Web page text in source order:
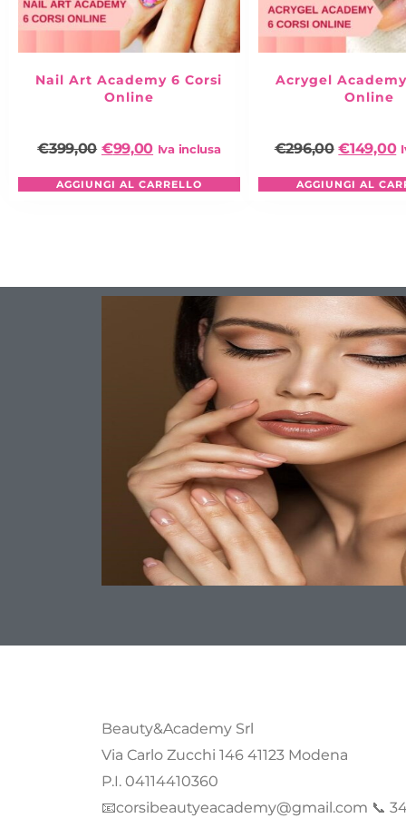
Nail Art Academy 6 Corsi
Online
€399,00 €99,00 Iva inclusa
AGGIUNGI AL CARRELLO
Acrygel
Online
€296,00 €149,00
AGGIUNGI AL
Beauty&Academy Srl
Via Carlo Zucchi 146 41123 Modena
P.I. 04114410360
📧corsibeautyeacademy@gmail.com 📞